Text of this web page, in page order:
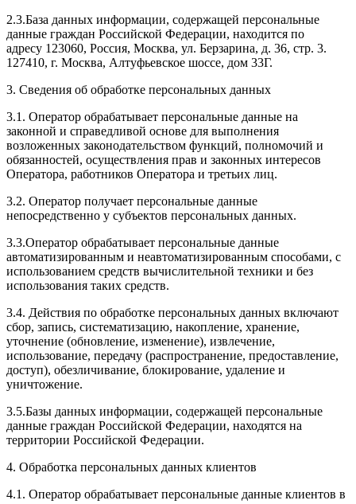
2.3.База данных информации, содержащей персональные
данные граждан Российской Федерации, находится по
адресу 123060, Россия, Москва, ул. Берзарина, д. 36, стр. 3.
127410, г. Москва, Алтуфьевское шоссе, дом 33Г.
3. Сведения об обработке персональных данных
3.1. Оператор обрабатывает персональные данные на
законной и справедливой основе для выполнения
возложенных законодательством функций, полномочий и
обязанностей, осуществления прав и законных интересов
Оператора, работников Оператора и третьих лиц.
3.2. Оператор получает персональные данные
непосредственно у субъектов персональных данных.
3.3.Оператор обрабатывает персональные данные
автоматизированным и неавтоматизированным способами, с
использованием средств вычислительной техники и без
использования таких средств.
3.4. Действия по обработке персональных данных включают
сбор, запись, систематизацию, накопление, хранение,
уточнение (обновление, изменение), извлечение,
использование, передачу (распространение, предоставление,
доступ), обезличивание, блокирование, удаление и
уничтожение.
3.5.Базы данных информации, содержащей персональные
данные граждан Российской Федерации, находятся на
территории Российской Федерации.
4. Обработка персональных данных клиентов
4.1. Оператор обрабатывает персональные данные клиентов в